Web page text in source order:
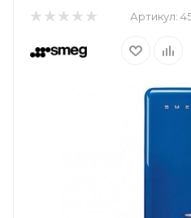
Артикул: